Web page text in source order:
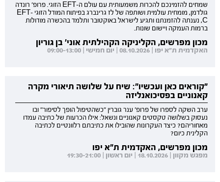
שמחים להזמינכם להכרות משמעותית עם עולם ה-EFT הזוגי. פרופ' רונדה
גולדמן, מומחית עולמית ושותפה של לז גרינברג בפיתוח המודל הזוגי EFT-
C, נענתה להזמנתנו ותגיע לישראל באוקטובר ותלמד בהכשרה מודולות
ברמות העמקה ויישום שונות.
מכון מפרשים, הקליניקה הקהילתית אוני' בן גוריון
האקדמית ת"א יפו | 08.10.2026 | יום חמישי | 09:00-13:00
"קוראים כאן ועכשיו": שיח על שלושה תיאורי מקרה
קאנוניים בפסיכואנליזה
ערב השקה לספרו של פרופ' ענר גוברין "כשהטיפול הופך לסיפור" ובו
נעסוק בשלושה טקסטים קאנוניים ונשאל: אילו הכרעות של כתיבה עמדו
מאחוריהם? כיצד העקרונות שהובילו את כתיבתם רלוונטיים לכתיבה
הקלינית כיום?
מכון מפרשים, האקדמית ת"א יפו
מפגש מקוון | 18.10.2026 | יום ראשון | 19:30-21:00